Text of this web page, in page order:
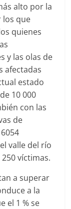
alto por la
los que
quienes
y las olas de
afectadas
estado
10 000
con las
de
valle del río
víctimas.
a superar
a la
el 1 % se